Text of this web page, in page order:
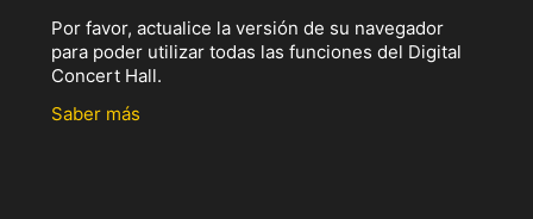
Por favor, actualice la versión de su navegador
para poder utilizar todas las funciones del Digital
Concert Hall.
Saber más